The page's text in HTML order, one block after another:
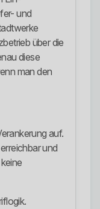
und
über die
diese
man den
auf.
und